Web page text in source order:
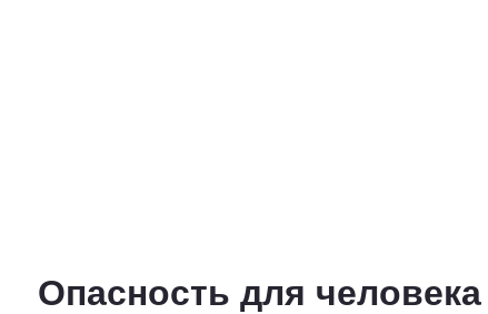
Опасность для человека